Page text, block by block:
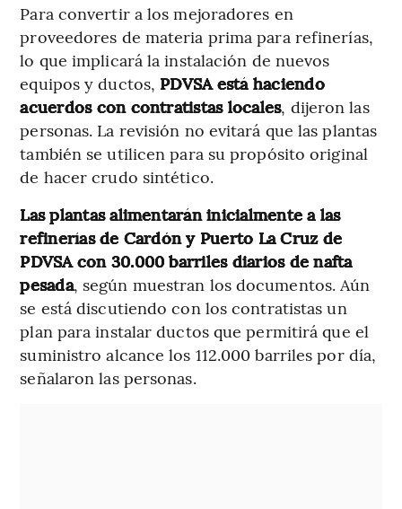
Para convertir a los mejoradores en
proveedores de materia prima para refinerías,
lo que implicará la instalación de nuevos
equipos y ductos, PDVSA está haciendo
acuerdos con contratistas locales, dijeron las
personas. La revisión no evitará que las plantas
también se utilicen para su propósito original
de hacer crudo sintético.
Las plantas alimentarán inicialmente a las
refinerías de Cardón y Puerto La Cruz de
PDVSA con 30.000 barriles diarios de nafta
pesada, según muestran los documentos. Aún
se está discutiendo con los contratistas un
plan para instalar ductos que permitirá que el
suministro alcance los 112.000 barriles por día,
señalaron las personas.